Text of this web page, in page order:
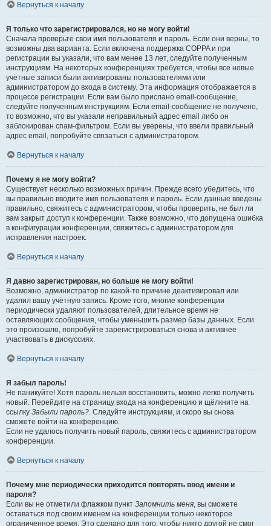
Вернуться к началу
Я только что зарегистрировался, но не могу войти!
Сначала проверьте свои имя пользователя и пароль. Если они верны, то
возможны два варианта. Если включена поддержка COPPA и при
регистрации вы указали, что вам менее 13 лет, следуйте полученным
инструкциям. На некоторых конференциях требуется, чтобы все новые
учётные записи были активированы пользователями или
администратором до входа в систему. Эта информация отображается в
процессе регистрации. Если вам было прислано email-сообщение,
следуйте полученным инструкциям. Если email-сообщение не получено,
то возможно, что вы указали неправильный адрес email либо он
заблокирован спам-фильтром. Если вы уверены, что ввели правильный
адрес email, попробуйте связаться с администратором.
Вернуться к началу
Почему я не могу войти?
Существует несколько возможных причин. Прежде всего убедитесь, что
вы правильно вводите имя пользователя и пароль. Если данные введены
правильно, свяжитесь с администратором, чтобы проверить, не был ли
вам закрыт доступ к конференции. Также возможно, что допущена ошибка
в конфигурации конференции, свяжитесь с администратором для
исправления настроек.
Вернуться к началу
Я давно зарегистрирован, но больше не могу войти!
Возможно, администратор по какой-то причине деактивировал или
удалил вашу учётную запись. Кроме того, многие конференции
периодически удаляют пользователей, длительное время не
оставляющих сообщения, чтобы уменьшить размер базы данных. Если
это произошло, попробуйте зарегистрироваться снова и активнее
участвовать в дискуссиях.
Вернуться к началу
Я забыл пароль!
Не паникуйте! Хотя пароль нельзя восстановить, можно легко получить
новый. Перейдите на страницу входа на конференцию и щёлкните на
ссылку Забыли пароль?. Следуйте инструкциям, и скоро вы снова
сможете войти на конференцию.
Если не удалось получить новый пароль, свяжитесь с администратором
конференции.
Вернуться к началу
Почему мне периодически приходится повторять ввод имени и
пароля?
Если вы не отметили флажком пункт Запомнить меня, вы сможете
оставаться под своим именем на конференции только некоторое
ограниченное время. Это сделано для того, чтобы никто другой не смог